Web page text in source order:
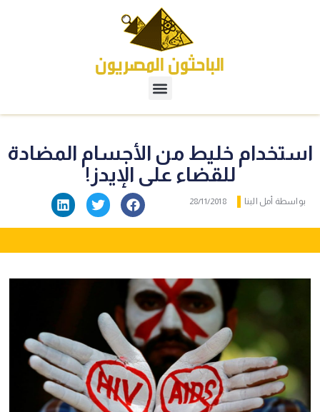
استخدام خليط من الأجسام المضادة
للقضاء على الإيدز!
بواسطة أمل البنا 28/11/2018